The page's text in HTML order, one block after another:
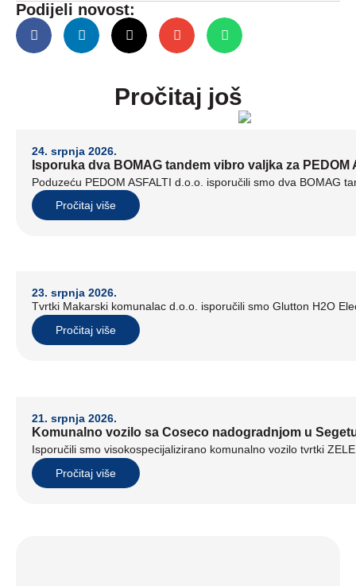
Podijeli novost:
Pročitaj još
24. srpnja 2026.
Isporuka dva BOMAG tandem vibro valjka za PEDOM
Poduzeću PEDOM ASFALTI d.o.o. isporučili smo dva BOMAG
Pročitaj više
23. srpnja 2026.
Tvrtki Makarski komunalac d.o.o. isporučili smo Glutton H2O
Pročitaj više
21. srpnja 2026.
Komunalno vozilo sa Coseco nadogradnjom u
Isporučili smo visokospecijalizirano komunalno vozilo tvrtki
Pročitaj više